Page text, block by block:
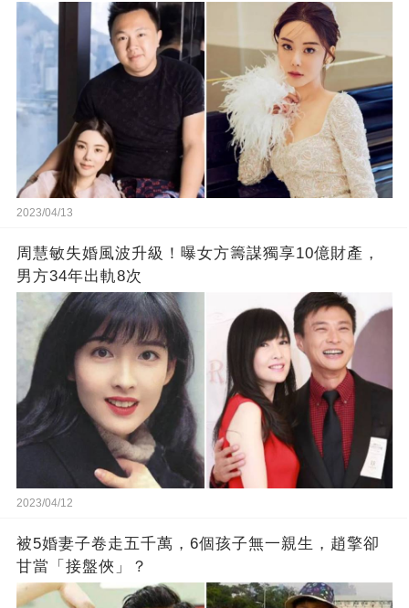
2023/04/13
周慧敏失婚風波升級！曝女方籌謀獨享10億財產，
男方34年出軌8次
2023/04/12
被5婚妻子卷走五千萬，6個孩子無一親生，趙擎卻
甘當「接盤俠」？